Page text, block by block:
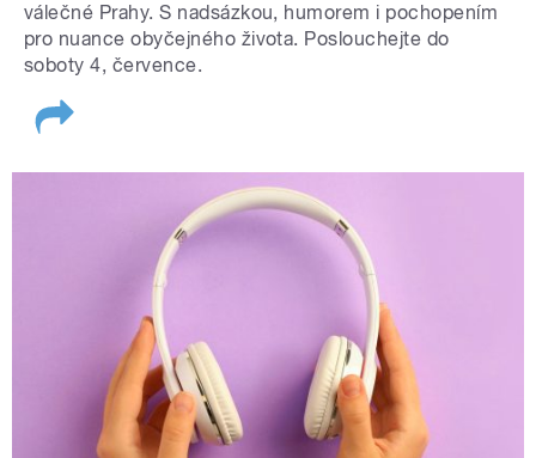
válečné Prahy. S nadsázkou, humorem i pochopením
pro nuance obyčejného života. Poslouchejte do
soboty 4, července.